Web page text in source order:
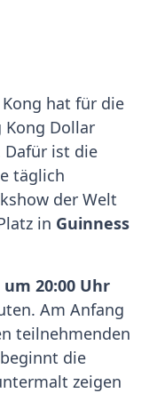
hat für die
Kong Dollar
Dafür ist die
täglich
der Welt
in Guinness
20:00 Uhr
Am Anfang
teilnehmenden
die
zeigen